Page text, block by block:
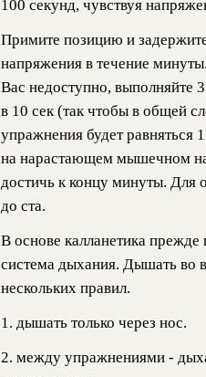
100 секунд, чувствуя
Примите позицию и
напряжения в течение
Вас недоступно, выполняйте
в 10 сек (так чтобы в общей
упражнения будет равняться
на нарастающем мышечном
достичь к концу минуты. Для
до ста.
В основе калланетика
система дыхания. Дышать во
нескольких правил.
1. дышать только через нос.
2. между упражнениями -